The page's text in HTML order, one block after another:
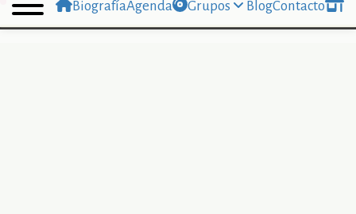
BiografíaAgenda Grupos BlogContacto